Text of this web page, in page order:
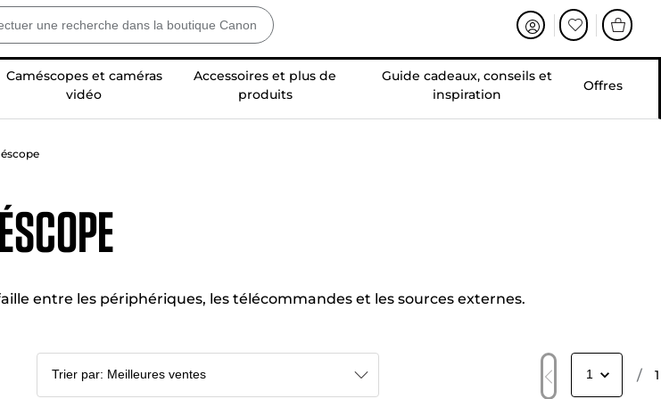
Caméscopes et caméras
vidéo
Accessoires et plus de
produits
Guide cadeaux, conseils et
inspiration
Offres
entre les périphériques, les télécommandes et les sources externes.
/ 1